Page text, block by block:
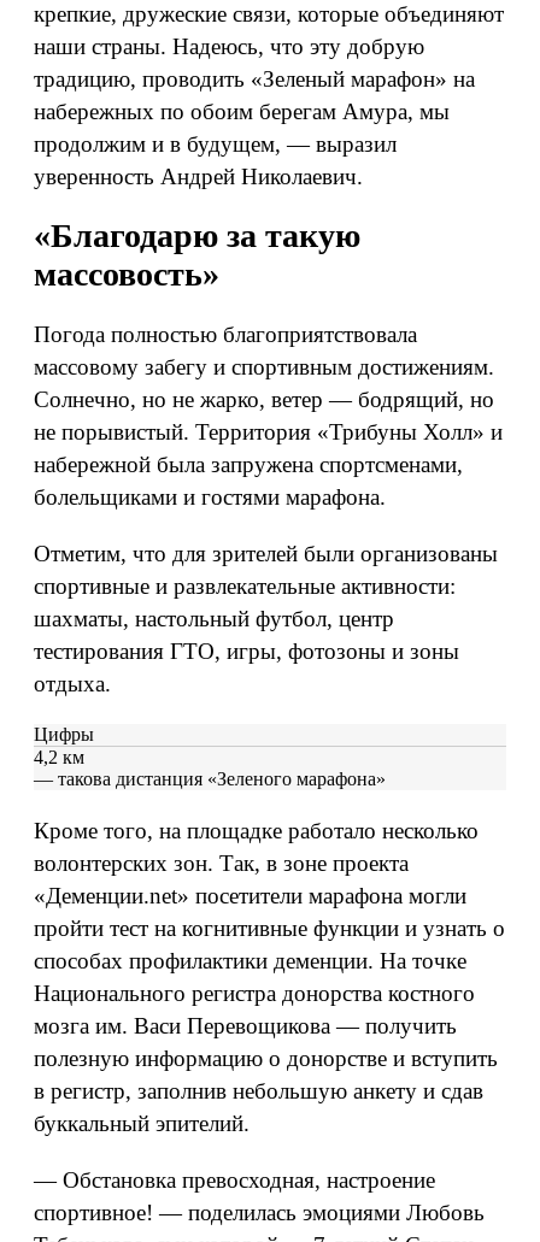
крепкие, дружеские связи, которые объединяют
наши страны. Надеюсь, что эту добрую
традицию, проводить «Зеленый марафон» на
набережных по обоим берегам Амура, мы
продолжим и в будущем, — выразил
уверенность Андрей Николаевич.
«Благодарю за такую
массовость»
Погода полностью благоприятствовала
массовому забегу и спортивным достижениям.
Солнечно, но не жарко, ветер — бодрящий, но
не порывистый. Территория «Трибуны Холл» и
набережной была запружена спортсменами,
болельщиками и гостями марафона.
Отметим, что для зрителей были организованы
спортивные и развлекательные активности:
шахматы, настольный футбол, центр
тестирования ГТО, игры, фотозоны и зоны
отдыха.
Цифры
4,2 км
— такова дистанция «Зеленого марафона»
Кроме того, на площадке работало несколько
волонтерских зон. Так, в зоне проекта
«Деменции.net» посетители марафона могли
пройти тест на когнитивные функции и узнать о
способах профилактики деменции. На точке
Национального регистра донорства костного
мозга им. Васи Перевощикова — получить
полезную информацию о донорстве и вступить
в регистр, заполнив небольшую анкету и сдав
буккальный эпителий.
— Обстановка превосходная, настроение
спортивное! — поделилась эмоциями Любовь